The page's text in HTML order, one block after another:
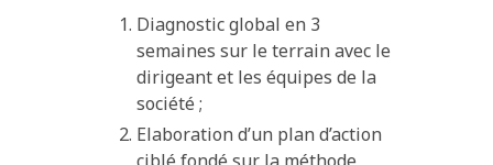
Diagnostic global en 3
semaines sur le terrain avec le
dirigeant et les équipes de la
société ;
Elaboration d’un plan d’action